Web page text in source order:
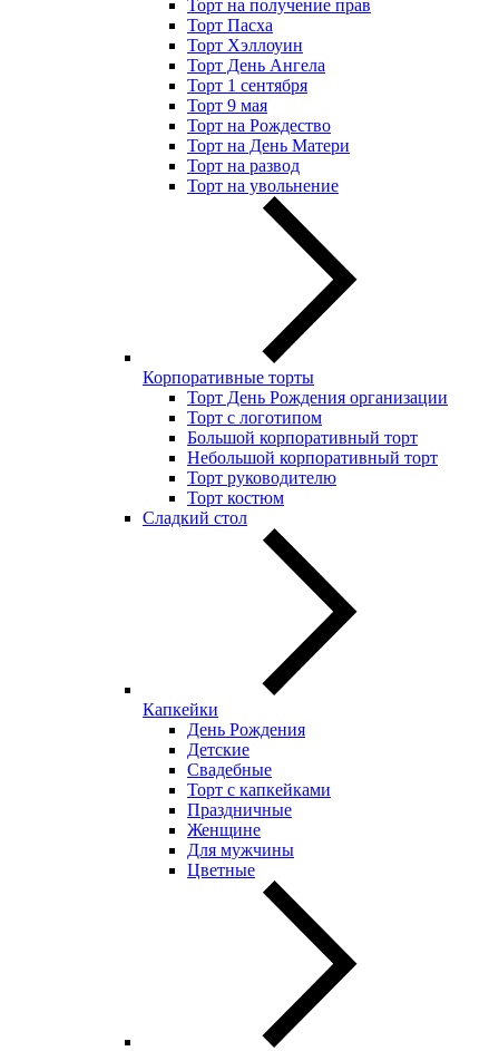
Торт на получение прав
Торт Пасха
Торт Хэллоуин
Торт День Ангела
Торт 1 сентября
Торт 9 мая
Торт на Рождество
Торт на День Матери
Торт на развод
Торт на увольнение
Корпоративные торты
Торт День Рождения организации
Торт с логотипом
Большой корпоративный торт
Небольшой корпоративный торт
Торт руководителю
Торт костюм
Сладкий стол
Капкейки
День Рождения
Детские
Свадебные
Торт с капкейками
Праздничные
Женщине
Для мужчины
Цветные